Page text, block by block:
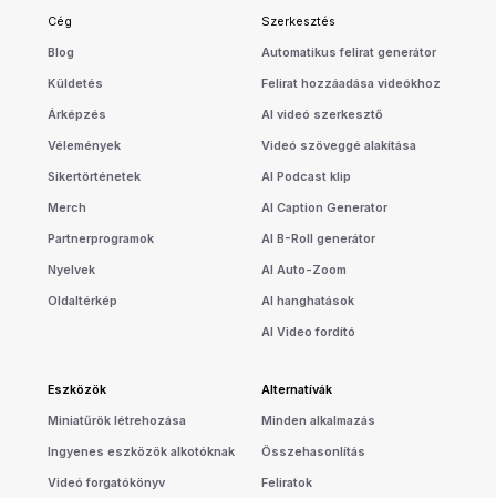
Cég
Blog
Küldetés
Árképzés
Vélemények
Sikertörténetek
Merch
Partnerprogramok
Nyelvek
Oldaltérkép
Szerkesztés
Automatikus felirat generátor
Felirat hozzáadása videókhoz
AI videó szerkesztő
Videó szöveggé alakítása
AI Podcast klip
AI Caption Generator
AI B-Roll generátor
AI Auto-Zoom
AI hanghatások
AI Video fordító
Eszközök
Miniatűrök létrehozása
Ingyenes eszközök alkotóknak
Videó forgatókönyv
Alternatívák
Minden alkalmazás
Összehasonlítás
Feliratok